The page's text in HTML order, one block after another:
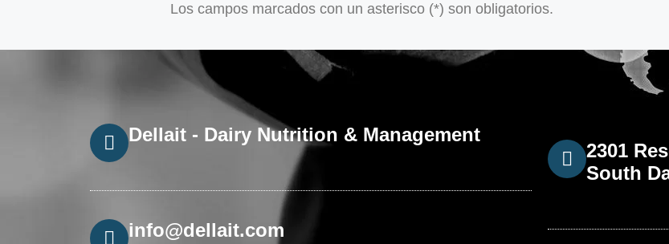
Los campos marcados con un asterisco (*) son obligatorios.
Dellait - Dairy Nutrition & Management
info@dellait.com
2301
South